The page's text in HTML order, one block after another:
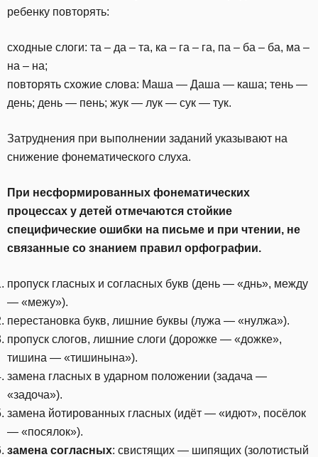
ребенку повторять:
сходные слоги: та – да – та, ка – га – га, па – ба – ба, ма –
на – на;
повторять схожие слова: Маша — Даша — каша; тень —
день; день — пень; жук — лук — сук — тук.
Затруднения при выполнении заданий указывают на
снижение фонематического слуха.
При несформированных фонематических
процессах у детей отмечаются стойкие
специфические ошибки на письме и при чтении, не
связанные со знанием правил орфографии.
пропуск гласных и согласных букв (день — «днь», между
— «межу»).
перестановка букв, лишние буквы (лужа — «нулжа»).
пропуск слогов, лишние слоги (дорожке — «дожке»,
тишина — «тишинына»).
замена гласных в ударном положении (задача —
«задоча»).
замена йотированных гласных (идёт — «идют», посёлок
— «посялок»).
замена согласных: свистящих — шипящих (золотистый